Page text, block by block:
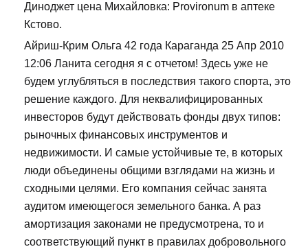
Диноджет цена Михайловка: Provironum в аптеке
Кстово.
Айриш-Крим Ольга 42 года Караганда 25 Апр 2010
12:06 Ланита сегодня я с отчетом! Здесь уже не
будем углубляться в последствия такого спорта, это
решение каждого. Для неквалифицированных
инвесторов будут действовать фонды двух типов:
рыночных финансовых инструментов и
недвижимости. И самые устойчивые те, в которых
люди объединены общими взглядами на жизнь и
сходными целями. Его компания сейчас занята
аудитом имеющегося земельного банка. А раз
амортизация законами не предусмотрена, то и
соответствующий пункт в правилах добровольного